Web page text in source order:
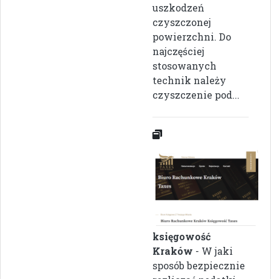
uszkodzeń
czyszczonej
powierzchni. Do
najczęściej
stosowanych
technik należy
czyszczenie pod...
księgowość
Kraków - W jaki
sposób bezpiecznie